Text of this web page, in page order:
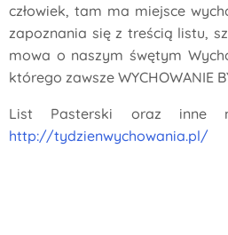
człowiek, tam ma miejsce
zapoznania się z treścią listu,
mowa o naszym śwętym
którego zawsze WYCHOWANIE
List Pasterski oraz inne
http://tydzienwychowania.pl/